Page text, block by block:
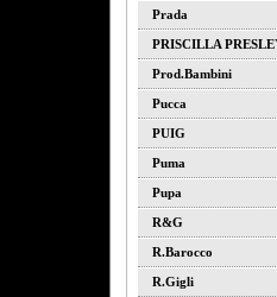
Prada
PRISCILLA
Prod.bambini
Pucca
PUIG
Puma
Pupa
R&G
R.barocco
R.gigli